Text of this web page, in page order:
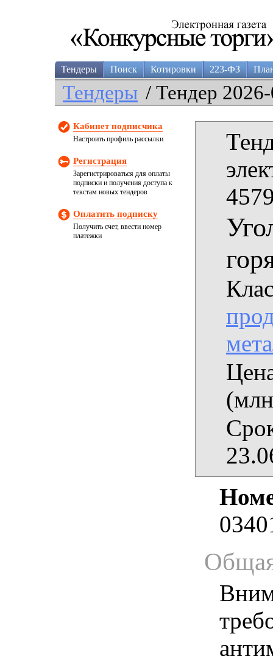
Тендеры Поиск Котировки 223-ФЗ
Тендеры / Тендер
Кабинет подписчика
Настроить профиль рассылки
Регистрация
Зарегистрироваться для оплаты
подписки и получения доступа к
текстам новых тендеров
Оплатить подписку
Получить счет, ввести номер
платежки